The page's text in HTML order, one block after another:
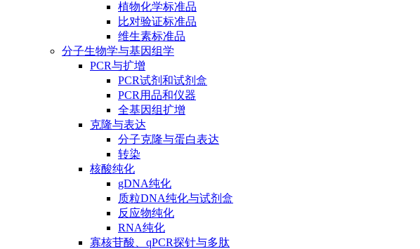
植物化学标准品
比对验证标准品
维生素标准品
分子生物学与基因组学
PCR与扩增
PCR试剂和试剂盒
PCR用品和仪器
全基因组扩增
克隆与表达
分子克隆与蛋白表达
转染
核酸纯化
gDNA纯化
质粒DNA纯化与试剂盒
反应物纯化
RNA纯化
寡核苷酸、qPCR探针与多肽